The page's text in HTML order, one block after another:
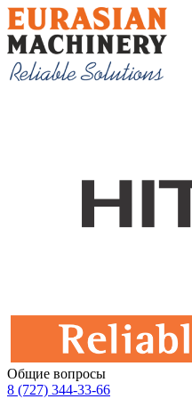
Общие вопросы
8 (727) 344-33-66